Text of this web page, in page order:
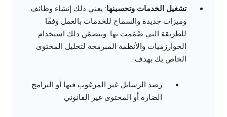
تشغيل الخدمات وتحسينها: يعني ذلك إنشاء وظائف
وميزات جديدة والسماح للخدمات بالعمل وفقًا
للطريقة التي صُمّمت بها. ويتضمّن ذلك استخدام
الخوارزميات والأنظمة المبرمجة لتحليل المحتوى
الخاص بك بهدف:
رصد الرسائل غير المرغوب فيها أو البرامج
الضارة أو المحتوى غير القانوني